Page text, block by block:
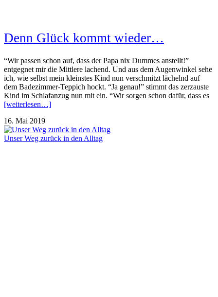
Denn Glück kommt wieder…
“Wir passen schon auf, dass der Papa nix Dummes anstellt!”
entgegnet mir die Mittlere lachend. Und aus dem Augenwinkel sehe
ich, wie selbst mein kleinstes Kind nun verschmitzt lächelnd auf
dem Badezimmer-Teppich hockt. “Ja genau!” stimmt das zerzauste
Kind im Schlafanzug nun mit ein. “Wir sorgen schon dafür, dass es
[weiterlesen…]
16. Mai 2019
Unser Weg zurück in den Alltag